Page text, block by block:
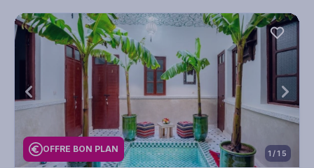
OFFRE BON PLAN 1/15